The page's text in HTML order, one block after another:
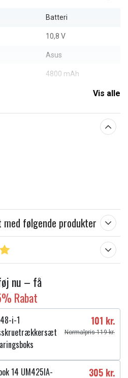
Batteri
10,8 V
Asus
4800 mAh
Vis alle
følgende produkter
nu – få
Rabat
48-i-1
101 kr.
Normalpris 119 kr.
14 UM425IA-
305 kr.